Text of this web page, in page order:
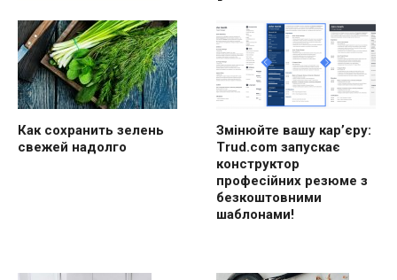
Как сохранить зелень
свежей надолго
Змінюйте вашу кар’єру:
Trud.com запускає
конструктор
професійних резюме з
безкоштовними
шаблонами!